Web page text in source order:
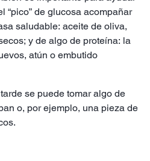
“pico” de glucosa acompañar
saludable: aceite de oliva,
y de algo de proteína: la
atún o embutido
se puede tomar algo de
o, por ejemplo, una pieza de